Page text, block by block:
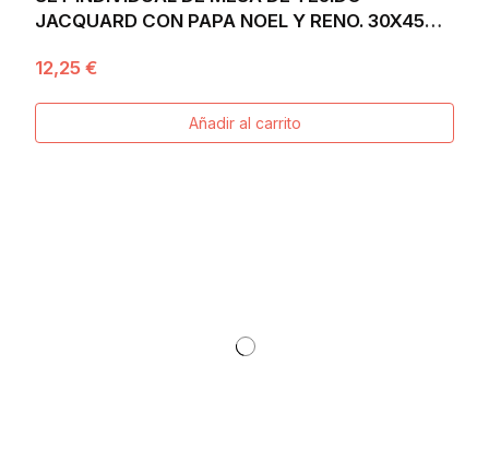
JACQUARD CON PAPA NOEL Y RENO. 30X45
12,25 €
Añadir al carrito